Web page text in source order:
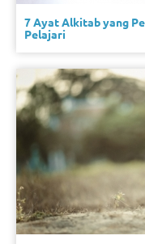
7 Ayat Alkitab yang
Pelajari